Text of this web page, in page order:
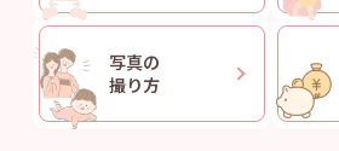
写真の
撮り方